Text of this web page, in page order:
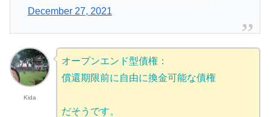
December 27, 2021
Kida
オープンエンド型債権：
償還期限前に自由に換金可能な債権
だそうです。